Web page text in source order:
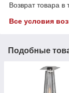
Возврат товара в
Все условия
Подобные